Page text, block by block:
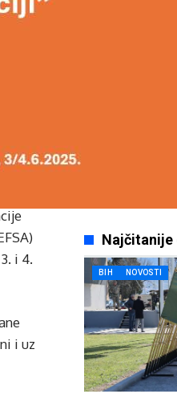
i 4.
i uz
Najčitanije
BIH NOVOSTI